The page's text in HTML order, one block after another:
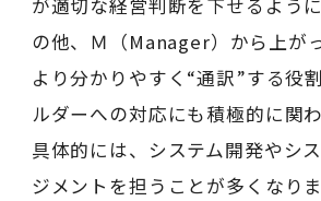
が適切な経営判断を下せるよう
の他、Ｍ（Manager）から上が
より分かりやすく“通訳”する役
ルダーへの対応にも積極的に関わ
具体的には、システム開発やシ
ジメントを担うことが多くなり